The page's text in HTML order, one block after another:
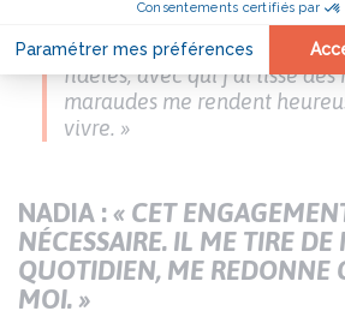
renseignements, une
vestiaire. Et une écoute. Ce
fidèles, avec qui j’ai tissé des
maraudes me rendent
vivre. »
NADIA :« CET
NÉCESSAIRE. IL ME TIRE
QUOTIDIEN, ME REDONNE
MOI. »